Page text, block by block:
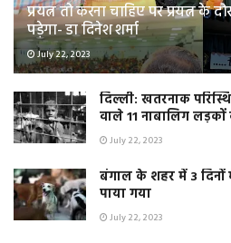
प्रयत्न तो करना चाहिए पर प्रयत्न के
पड़ेगा- डा दिनेश शर्मा
July 22, 2023
दिल्ली: खतरनाक
वाले 11 नाबालिग
July 22, 2023
बंगाल के शहर में 3 दिनों
पाया गया
July 22, 2023